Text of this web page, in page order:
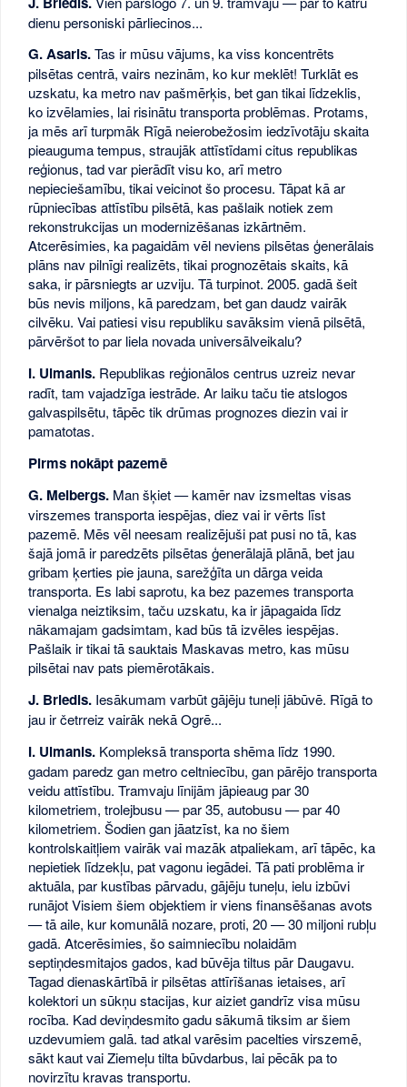
dienu personiski pārliecinos...
G. Asaris.Tas ir mūsu vājums, ka viss koncentrēts
pilsētas centrā, vairs nezinām, ko kur meklēt! Turklāt es
uzskatu, ka metro nav pašmērķis, bet gan tikai līdzeklis,
ko izvēlamies, lai risinātu transporta problēmas. Protams,
ja mēs arī turpmāk Rīgā neierobežosim iedzīvotāju skaita
pieauguma tempus, straujāk attīstīdami citus republikas
reģionus, tad var pierādīt visu ko, arī metro
nepieciešamību, tikai veicinot šo procesu. Tāpat kā ar
rūpniecības attīstību pilsētā, kas pašlaik notiek zem
rekonstrukcijas un modernizēšanas izkārtnēm.
Atcerēsimies, ka pagaidām vēl neviens pilsētas ģenerālais
plāns nav pilnīgi realizēts, tikai prognozētais skaits, kā
saka, ir pārsniegts ar uzviju. Tā turpinot. 2005. gadā šeit
būs nevis miljons, kā paredzam, bet gan daudz vairāk
cilvēku. Vai patiesi visu republiku savāksim vienā pilsētā,
pārvēršot to par liela novada universālveikalu?
I. Ulmanis. Republikas reģionālos centrus uzreiz nevar
radīt, tam vajadzīga iestrāde. Ar laiku taču tie atslogos
galvaspilsētu, tāpēc tik drūmas prognozes diezin vai ir
pamatotas.
Pirms nokāpt pazemē
G. Melbergs. Man šķiet — kamēr nav izsmeltas visas
virszemes transporta iespējas, diez vai ir vērts līst
pazemē. Mēs vēl neesam realizējuši pat pusi no tā, kas
šajā jomā ir paredzēts pilsētas ģenerālajā plānā, bet jau
gribam ķerties pie jauna, sarežģīta un dārga veida
transporta. Es labi saprotu, ka bez pazemes transporta
vienalga neiztiksim, taču uzskatu, ka ir jāpagaida līdz
nākamajam gadsimtam, kad būs tā izvēles iespējas.
Pašlaik ir tikai tā sauktais Maskavas metro, kas mūsu
pilsētai nav pats piemērotākais.
J. Briedis. Iesākumam varbūt gājēju tuneļi jābūvē. Rīgā to
jau ir četrreiz vairāk nekā Ogrē...
I. Ulmanis. Kompleksā transporta shēma līdz 1990.
gadam paredz gan metro celtniecību, gan pārējo transporta
veidu attīstību. Tramvaju līnijām jāpieaug par 30
kilometriem, trolejbusu — par 35, autobusu — par 40
kilometriem. Šodien gan jāatzīst, ka no šiem
kontrolskaitļiem vairāk vai mazāk atpaliekam, arī tāpēc, ka
nepietiek līdzekļu, pat vagonu iegādei. Tā pati problēma ir
aktuāla, par kustības pārvadu, gājēju tuneļu, ielu izbūvi
runājot Visiem šiem objektiem ir viens finansēšanas avots
— tā aile, kur komunālā nozare, proti, 20 — 30 miljoni rubļu
gadā. Atcerēsimies, šo saimniecību nolaidām
septiņdesmitajos gados, kad būvēja tiltus pār Daugavu.
Tagad dienaskārtībā ir pilsētas attīrīšanas ietaises, arī
kolektori un sūkņu stacijas, kur aiziet gandrīz visa mūsu
rocība. Kad deviņdesmito gadu sākumā tiksim ar šiem
uzdevumiem galā. tad atkal varēsim pacelties virszemē,
sākt kaut vai Ziemeļu tilta būvdarbus, lai pēcāk pa to
novirzītu kravas transportu.